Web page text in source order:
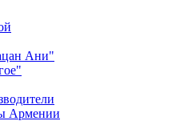
Ани"
Армении